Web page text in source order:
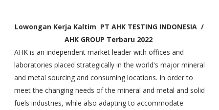
Lowongan Kerja Kaltim PT AHK TESTING INDONESIA/
AHK GROUP Terbaru 2022
AHK is an independent market leader with offices and
laboratories placed strategically in the world's major mineral
and metal sourcing and consuming locations. In order to
meet the changing needs of the mineral and metal and solid
fuels industries, while also adapting to accommodate